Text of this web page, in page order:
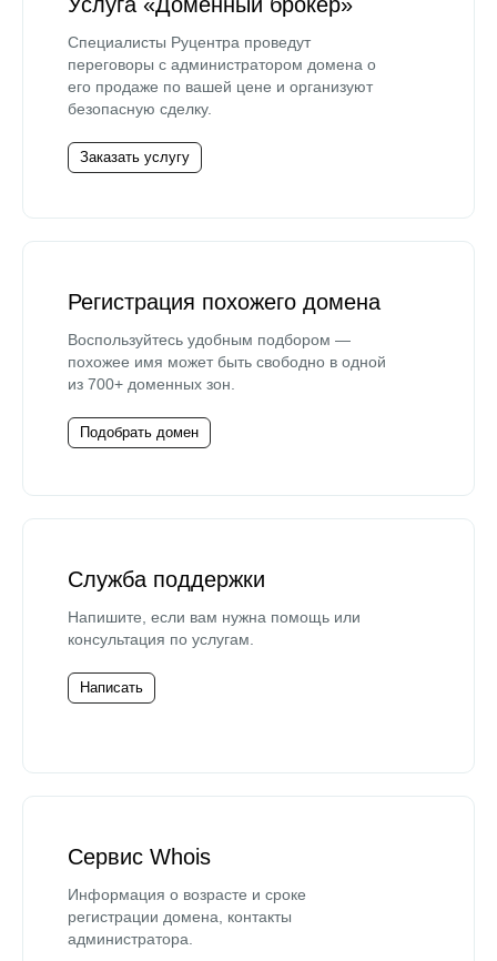
Специалисты Руцентра проведут
переговоры с администратором домена о
его продаже по вашей цене и организуют
безопасную сделку.
Заказать услугу
Регистрация похожего домена
Воспользуйтесь удобным подбором —
похожее имя может быть свободно в одной
из 700+ доменных зон.
Подобрать домен
Служба поддержки
Напишите, если вам нужна помощь или
консультация по услугам.
Написать
Сервис Whois
Информация о возрасте и сроке
регистрации домена, контакты
администратора.